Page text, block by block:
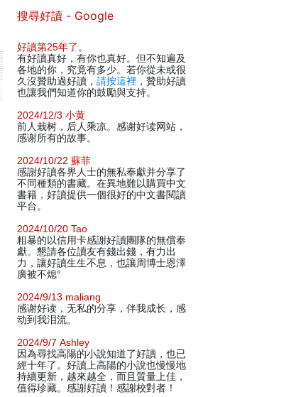
搜尋好讀 - Google
好讀第25年了 。
有好讀真好，有你也真好。但不知遍及
各地的你，究竟有多少。若你從未或很
久沒贊助過好讀， 請按這裡 ，贊助好讀
也讓我們知道你的鼓勵與支持。
2024/12/3 小黄
前人栽树，后人乘凉。感谢好读网站，
感谢所有的故事。
2024/10/22 蘇菲
感謝好讀各界人士的無私奉獻并分享了
不同種類的書藏。在異地難以購買中文
書籍，好讀提供一個很好的中文書閱讀
平台。
2024/10/20 Tao
粗暴的以信用卡感謝好讀團隊的無償奉
獻。懇請各位讀友有錢出錢，有力出
力，讓好讀生生不息，也讓周博士恩澤
廣被不熄°
2024/9/13 maliang
感谢好读，无私的分享，伴我成长，感
动到我泪流。
2024/9/7 Ashley
因為尋找高陽的小說知道了好讀，也已
經十年了。好讀上高陽的小說也慢慢地
持續更新，越來越全，而且質量上佳，
值得珍藏。感謝好讀！感謝校對者！